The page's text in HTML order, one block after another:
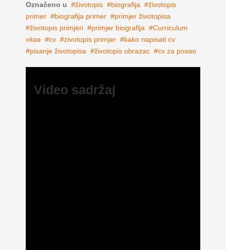
Označeno u
životopis biografija
životopis
primer
biografija primer
primjer životopisa
životopis primjeri
primjer biografija
Curriculum
vitae
cv zivotopis primjer
kako napisati cv
pisanje životopisa
životopis obrazac cv za posao
Video sadržaj